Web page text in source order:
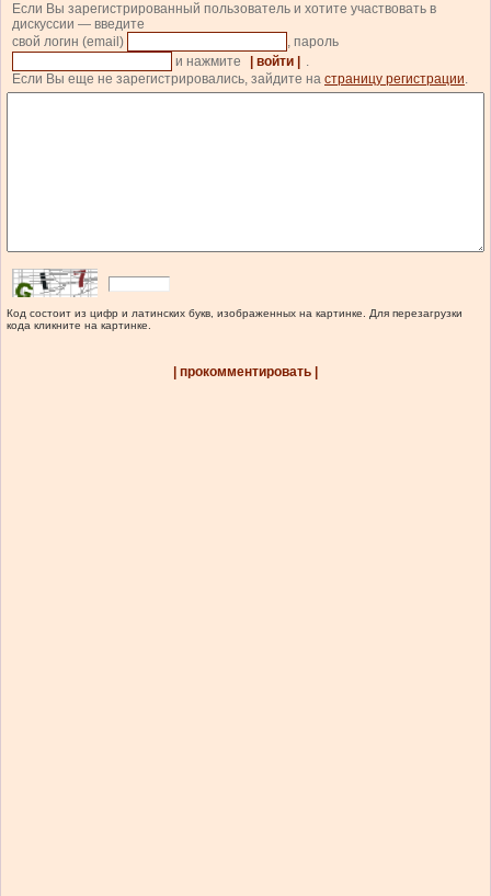
Если Вы зарегистрированный пользователь и хотите участвовать в
дискуссии — введите
свой логин (email)
, пароль
и нажмите
| войти |
.
Если Вы еще не зарегистрировались, зайдите на страницу регистрации.
Код состоит из цифр и латинских букв, изображенных на картинке. Для перезагрузки
кода кликните на картинке.
| прокомментировать |